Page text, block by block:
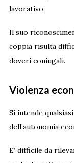
lavorativo.
Il suo
coppia risulta
doveri coniugali.
Violenza
Si intende
dell’autonomia
E’ difficile da